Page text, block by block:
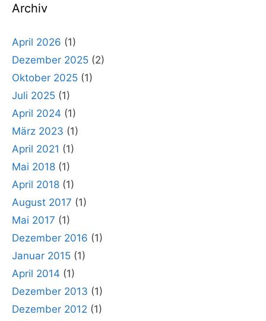
Archiv
April 2026 (1)
Dezember 2025 (2)
Oktober 2025 (1)
Juli 2025 (1)
April 2024 (1)
März 2023 (1)
April 2021 (1)
Mai 2018 (1)
April 2018 (1)
August 2017 (1)
Mai 2017 (1)
Dezember 2016 (1)
Januar 2015 (1)
April 2014 (1)
Dezember 2013 (1)
Dezember 2012 (1)